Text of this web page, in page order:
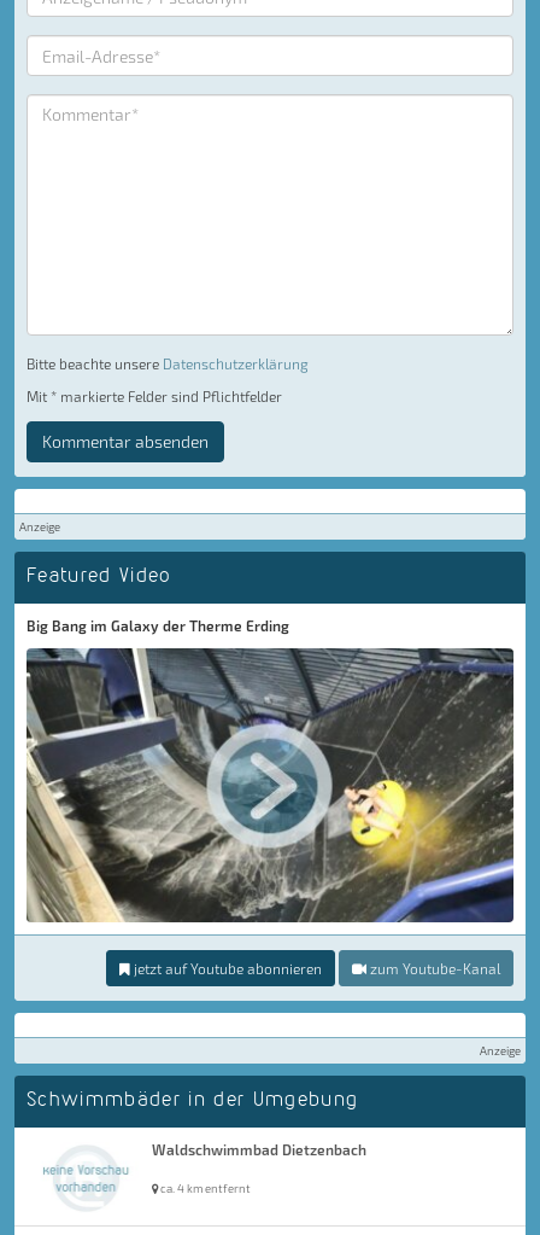
Bitte beachte unsere Datenschutzerklärung
Mit * markierte Felder sind Pflichtfelder
Kommentar absenden
Anzeige
Featured Video
Big Bang im Galaxy der Therme Erding
jetzt auf Youtube abonnieren zum Youtube-Kanal
Anzeige
Schwimmbäder in der Umgebung
Waldschwimmbad Dietzenbach
ca. 4 km entfernt